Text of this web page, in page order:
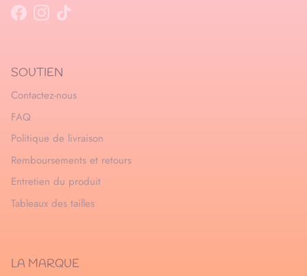
Facebook
Instagram
TikTok
SOUTIEN
Contactez-nous
FAQ
Politique de livraison
Remboursements et retours
Entretien du produit
Tableaux des tailles
LA MARQUE